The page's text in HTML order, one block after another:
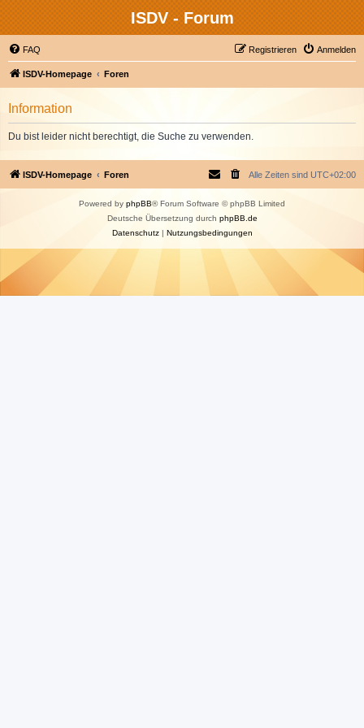
ISDV - Forum
FAQ Anmelden
Registrieren
ISDV-Homepage Foren
Information
Du bist leider nicht berechtigt, die Suche zu verwenden.
ISDV-Homepage Foren Alle Zeiten sind UTC+02:00
Powered by phpBB® Forum Software © phpBB Limited
Deutsche Übersetzung durch phpBB.de
Datenschutz| Nutzungsbedingungen